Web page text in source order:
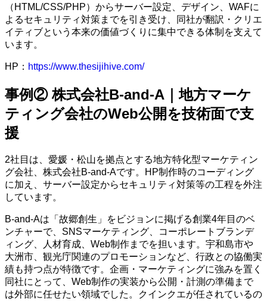
（HTML/CSS/PHP）からサーバー設定、デザイン、WAFに
よるセキュリティ対策までを引き受け、同社が翻訳・クリエ
イティブという本来の価値づくりに集中できる体制を支えて
います。
HP： https://www.thesijihive.com/
事例② 株式会社B-and-A｜地方マーケ
ティング会社のWeb公開を技術面で支
援
2社目は、愛媛・松山を拠点とする地方特化型マーケティン
グ会社、株式会社B-and-Aです。HP制作時のコーディング
に加え、サーバー設定からセキュリティ対策等の工程を外注
しています。
B-and-Aは「故郷創生」をビジョンに掲げる創業4年目のベ
ンチャーで、SNSマーケティング、コーポレートブランデ
ィング、人材育成、Web制作までを担います。宇和島市や
大洲市、観光庁関連のプロモーションなど、行政との協働実
績も持つ点が特徴です。企画・マーケティングに強みを置く
同社にとって、Web制作の実装から公開・計測の準備まで
は外部に任せたい領域でした。クインクエが任されているの